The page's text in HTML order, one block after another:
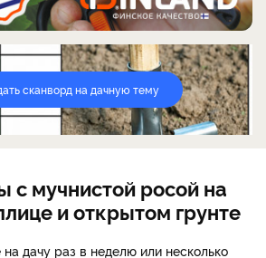
сканворд на дачную тему
мучнистой росой на
и открытом грунте
дачу раз в неделю или несколько